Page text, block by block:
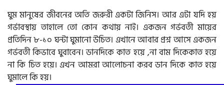
ঘুম মানুষের জীবনের অতি জরুরী একটা জিনিস। আর এটা যদি হয়
গর্ভাবস্থায় তাহালে তো কোন কথায় নাই। একজন গর্ভবতী মায়ের
প্রতিদিন ৮-১০ ঘন্টা ঘুমানো উচিত। এখানে আবার প্রশ্ন আসে একজন
গর্ভবতী কিভাবে ঘুবাবেন। ডানদিকে কাত হয়ে ,না বাম দিকেকাত হয়ে
না কি চিত হয়ে। এখন আমরা আলোচনা করব ডান দিকে কাত হয়ে
ঘুমালে কি হয়।